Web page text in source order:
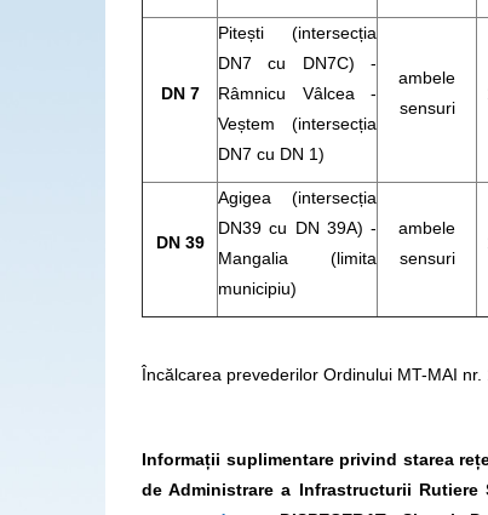
DN 7
Pitești (intersecția
DN7 cu DN7C) -
Râmnicu Vâlcea -
Veștem (intersecția
DN7 cu DN 1)
ambele
sensuri
DN 39
Agigea (intersecția
DN39 cu DN 39A) -
Mangalia (limita
municipiu)
ambele
sensuri
Încălcarea prevederilor Ordinului MT-MAI
Informații suplimentare privind starea
de Administrare a Infrastructurii